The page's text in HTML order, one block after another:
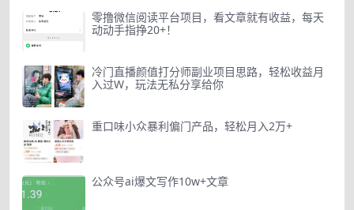
零撸微信阅读平台项目，看文章就有收益，每天
动动手指挣20+！
冷门直播颜值打分师副业项目思路，轻松收益月
入过W，玩法无私分享给你
重口味小众暴利偏门产品，轻松月入2万+
公众号ai爆文写作10w+文章